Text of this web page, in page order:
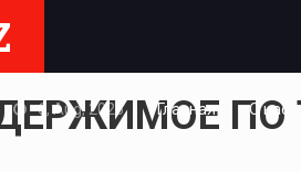
6, Aug, 2026 Главная О нас
ПО